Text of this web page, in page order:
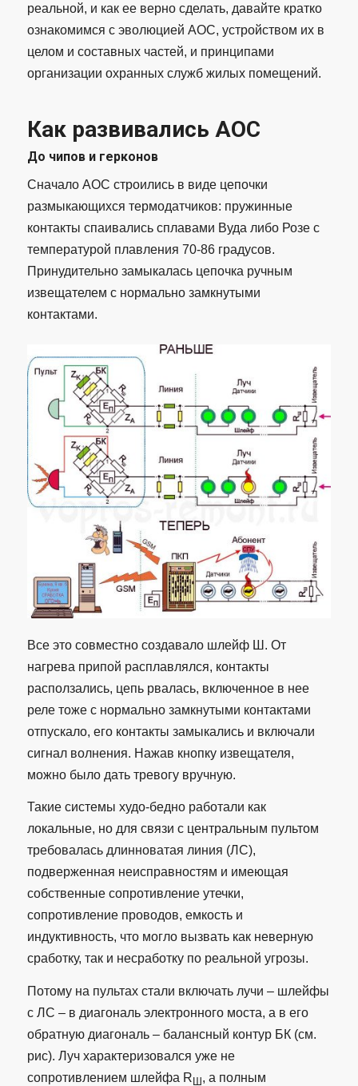
реальной, и как ее верно сделать, давайте кратко
ознакомимся с эволюцией АОС, устройством их в
целом и составных частей, и принципами
организации охранных служб жилых помещений.
Как развивались АОС
До чипов и герконов
Сначало АОС строились в виде цепочки
размыкающихся термодатчиков: пружинные
контакты спаивались сплавами Вуда либо Розе с
температурой плавления 70-86 градусов.
Принудительно замыкалась цепочка ручным
извещателем с нормально замкнутыми
контактами.
Все это совместно создавало шлейф Ш. От
нагрева припой расплавлялся, контакты
расползались, цепь рвалась, включенное в нее
реле тоже с нормально замкнутыми контактами
отпускало, его контакты замыкались и включали
сигнал волнения. Нажав кнопку извещателя,
можно было дать тревогу вручную.
Такие системы худо-бедно работали как
локальные, но для связи с центральным пультом
требовалась длинноватая линия (ЛС),
подверженная неисправностям и имеющая
собственные сопротивление утечки,
сопротивление проводов, емкость и
индуктивность, что могло вызвать как неверную
сработку, так и несработку по реальной угрозы.
Потому на пультах стали включать лучи – шлейфы
с ЛС – в диагональ электронного моста, а в его
обратную диагональ – балансный контур БК (см.
рис). Луч характеризовался уже не
сопротивлением шлейфа R
, а полным